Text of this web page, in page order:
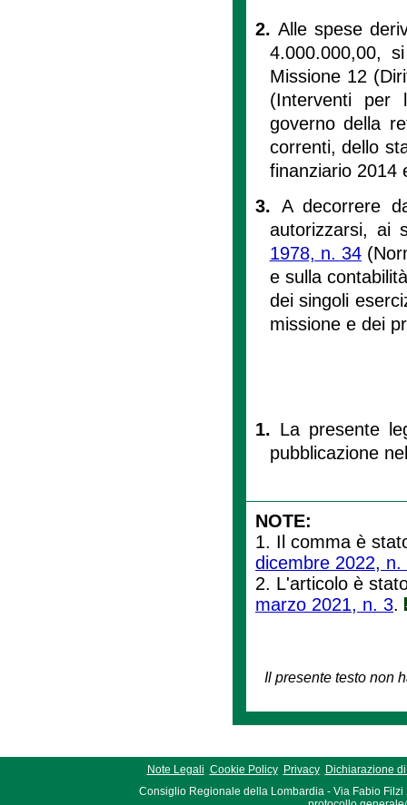
2. Alle spese
4.000.000,00,
Missione 12
(Interventi per
governo della
correnti, dello
finanziario 2014
3. A decorrere
autorizzarsi, ai
1978, n. 34
e sulla
dei singoli
missione e dei
1. La presente
pubblicazione
NOTE:
1. Il comma è
dicembre 2022, n.
2. L'articolo è
marzo 2021, n. 3.
Il presente testo non
Note Legali Cookie Policy Privacy
Dichiarazione
Consiglio Regionale della Lombardia - Via Fabio Filzi